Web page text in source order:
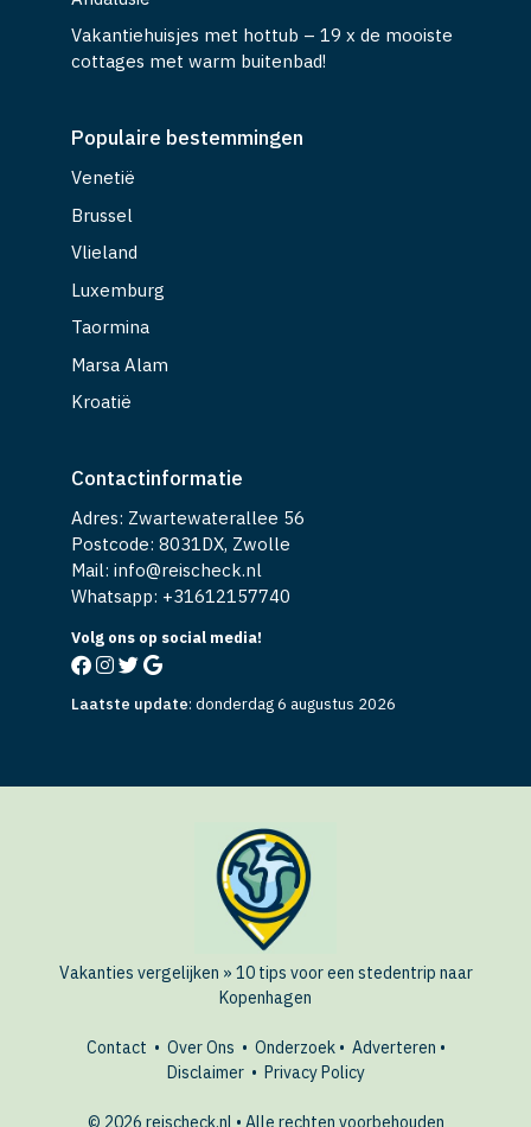
Vakantiehuisjes met hottub – 19 x de mooiste
cottages met warm buitenbad!
Populaire bestemmingen
Venetië
Brussel
Vlieland
Luxemburg
Taormina
Marsa Alam
Kroatië
Contactinformatie
Adres: Zwartewaterallee 56
Postcode: 8031DX, Zwolle
Mail: info@reischeck.nl
Whatsapp: +31612157740
Volg ons op social media!
Laatste update: donderdag 6 augustus 2026
Vakanties vergelijken » 10 tips voor een stedentrip naar
Kopenhagen
Contact • Over Ons • Onderzoek• Adverteren •
Disclaimer• Privacy Policy
© 2026 reischeck.nl • Alle rechten voorbehouden